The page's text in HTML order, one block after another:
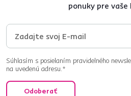
ponuky pre vaše
Súhlasím s posielaním pravidelného
na uvedenú adresu.*
Odoberať